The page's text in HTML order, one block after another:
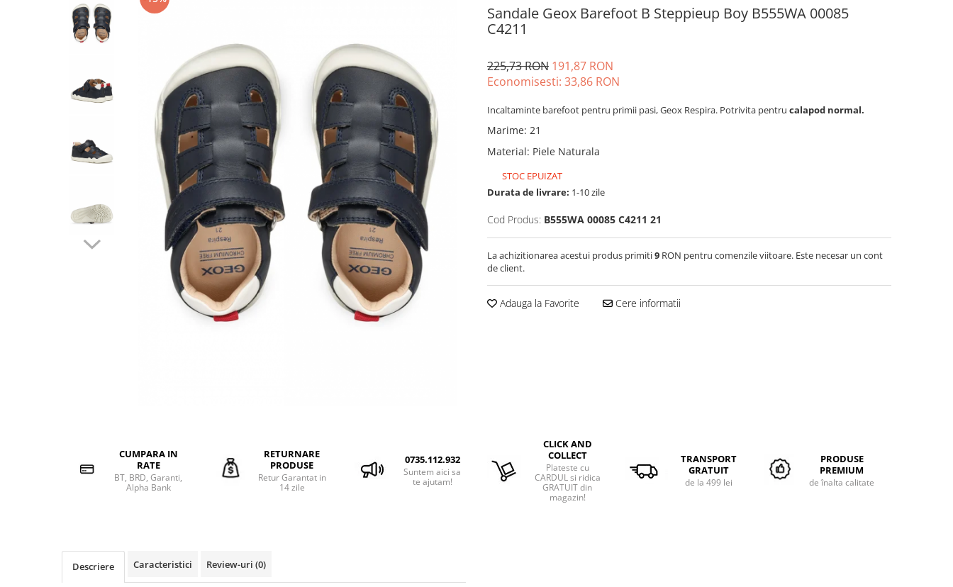
Sandale Geox Barefoot B Steppieup Boy B555WA 00085
C4211
225,73 RON 191,87 RON
Economisesti: 33,86 RON
Incaltaminte barefoot pentru primii pasi, Geox Respira. Potrivita pentru calapod normal.
Marime: 21
Material: Piele Naturala
STOC EPUIZAT
Durata de livrare: 1-10 zile
Cod Produs: B555WA 00085 C4211 21
La achizitionarea acestui produs primiti9 RON pentru comenzile viitoare. Este necesar un cont
de client.
Adauga la Favorite Cere informatii
CUMPARA IN
RATE
BT, BRD, Garanti,
Alpha Bank
RETURNARE
PRODUSE
Retur Garantat in
14 zile
0735.112.932
Suntem aici sa
te ajutam!
CLICK AND
COLLECT
Plateste cu
CARDUL si ridica
GRATUIT din
magazin!
TRANSPORT
GRATUIT
de la 499 lei
PRODUSE
PREMIUM
de înalta calitate
Descriere Caracteristici Review-uri (0)